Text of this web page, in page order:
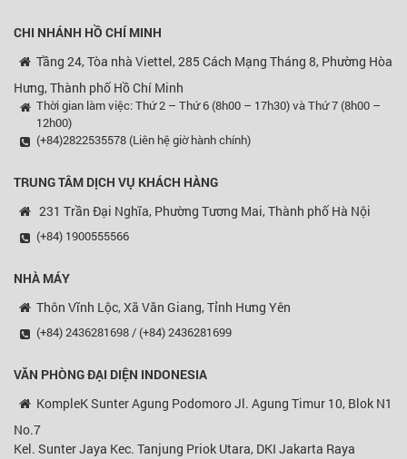
CHI NHÁNH HỒ CHÍ MINH
Tầng 24, Tòa nhà Viettel, 285 Cách Mạng Tháng 8, Phường Hòa
Hưng, Thành phố Hồ Chí Minh
Thời gian làm việc: Thứ 2 – Thứ 6 (8h00 – 17h30) và Thứ 7 (8h00 –
12h00)
(+84)2822535578 (Liên hệ giờ hành chính)
TRUNG TÂM DỊCH VỤ KHÁCH HÀNG
231 Trần Đại Nghĩa, Phường Tương Mai, Thành phố Hà Nội
(+84) 1900555566
NHÀ MÁY
Thôn Vĩnh Lộc, Xã Văn Giang, Tỉnh Hưng Yên
(+84) 2436281698 / (+84) 2436281699
VĂN PHÒNG ĐẠI DIỆN INDONESIA
KompleK Sunter Agung Podomoro Jl. Agung Timur 10, Blok N1
No.7
Kel. Sunter Jaya Kec. Tanjung Priok Utara, DKI Jakarta Raya